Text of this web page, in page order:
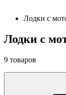
Лодки с
Лодки с
9 товаров